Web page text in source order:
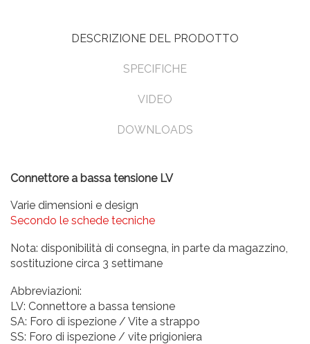
DESCRIZIONE DEL PRODOTTO
SPECIFICHE
VIDEO
DOWNLOADS
Connettore a bassa tensione LV
Varie dimensioni e design
Secondo le schede tecniche
Nota: disponibilità di consegna, in parte da magazzino,
sostituzione circa 3 settimane
Abbreviazioni:
LV: Connettore a bassa tensione
SA: Foro di ispezione / Vite a strappo
SS: Foro di ispezione / vite prigioniera